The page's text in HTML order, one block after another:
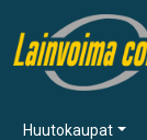
Huutokaupat